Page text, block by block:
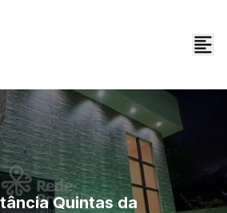
Quintas da